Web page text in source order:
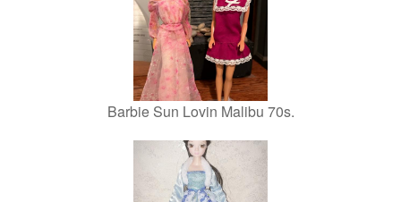
Barbie Sun Lovin Malibu 70s.